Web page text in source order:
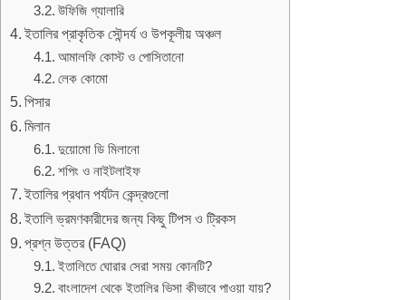
উফিজি গ্যালারি
ইতালির প্রাকৃতিক সৌন্দর্য ও উপকূলীয় অঞ্চল
আমালফি কোস্ট ও পোসিতানো
লেক কোমো
পিসার
মিলান
দুয়োমো ডি মিলানো
শপিং ও নাইটলাইফ
ইতালির প্রধান পর্যটন কেন্দ্রগুলো
ইতালি ভ্রমণকারীদের জন্য কিছু টিপস ও ট্রিকস
প্রশ্ন উত্তর (FAQ)
ইতালিতে ঘোরার সেরা সময় কোনটি?
বাংলাদেশ থেকে ইতালির ভিসা কীভাবে পাওয়া যায়?